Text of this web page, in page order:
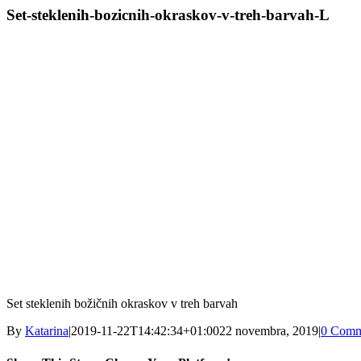
Set-steklenih-bozicnih-okraskov-v-treh-barvah-L
Set steklenih božičnih okraskov v treh barvah
By Katarina|2019-11-22T14:42:34+01:0022 novembra, 2019|0